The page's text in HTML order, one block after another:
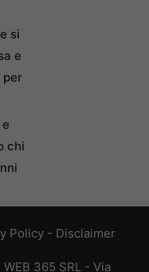
si
e
per
chi
Policy - Disclaimer
365 SRL - Via